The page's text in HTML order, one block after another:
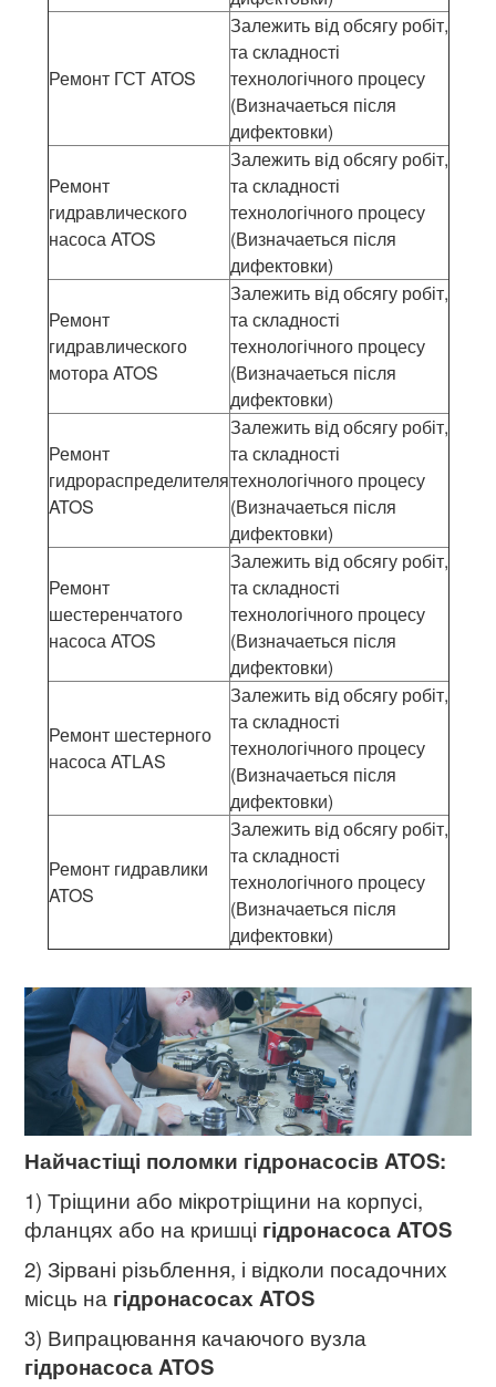
Ремонт ГСТ ATOS
Залежить від обсягу робіт,
та складності
технологічного процесу
(Визначаеться після
дифектовки)
Ремонт
гидравлического
насоса ATOS
Залежить від обсягу робіт,
та складності
технологічного процесу
(Визначаеться після
дифектовки)
Ремонт
гидравлического
мотора ATOS
Залежить від обсягу робіт,
та складності
технологічного процесу
(Визначаеться після
дифектовки)
Ремонт
гидрораспределителя
ATOS
Залежить від обсягу робіт,
та складності
технологічного процесу
(Визначаеться після
дифектовки)
Ремонт
шестеренчатого
насоса ATOS
Залежить від обсягу робіт,
та складності
технологічного процесу
(Визначаеться після
дифектовки)
Ремонт шестерного
насоса ATLAS
Залежить від обсягу робіт,
та складності
технологічного процесу
(Визначаеться після
дифектовки)
Ремонт гидравлики
ATOS
Залежить від обсягу робіт,
та складності
технологічного процесу
(Визначаеться після
дифектовки)
Найчастіщі поломки гідронасосів ATOS:
1) Тріщини або мікротріщини на корпусі,
фланцях або на кришці гідронасоса ATOS
2) Зірвані різьблення, і відколи посадочних
місць на гідронасосах ATOS
3) Випрацювання качаючого вузла
гідронасоса ATOS